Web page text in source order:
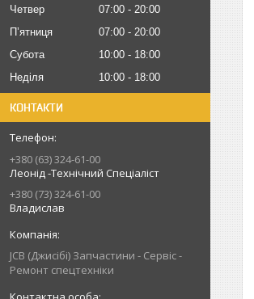
Четвер
07:00
20:00
Пʼятниця
07:00
20:00
Субота
10:00
18:00
Неділя
10:00 18:00
КОНТАКТИ
+380 (63) 324-61-00
Леонід -Технічний Спеціаліст
+380 (73) 324-61-00
Владислав
JCB (Джисібі) Запчастини - Сервіс -
Ремонт спецтехніки